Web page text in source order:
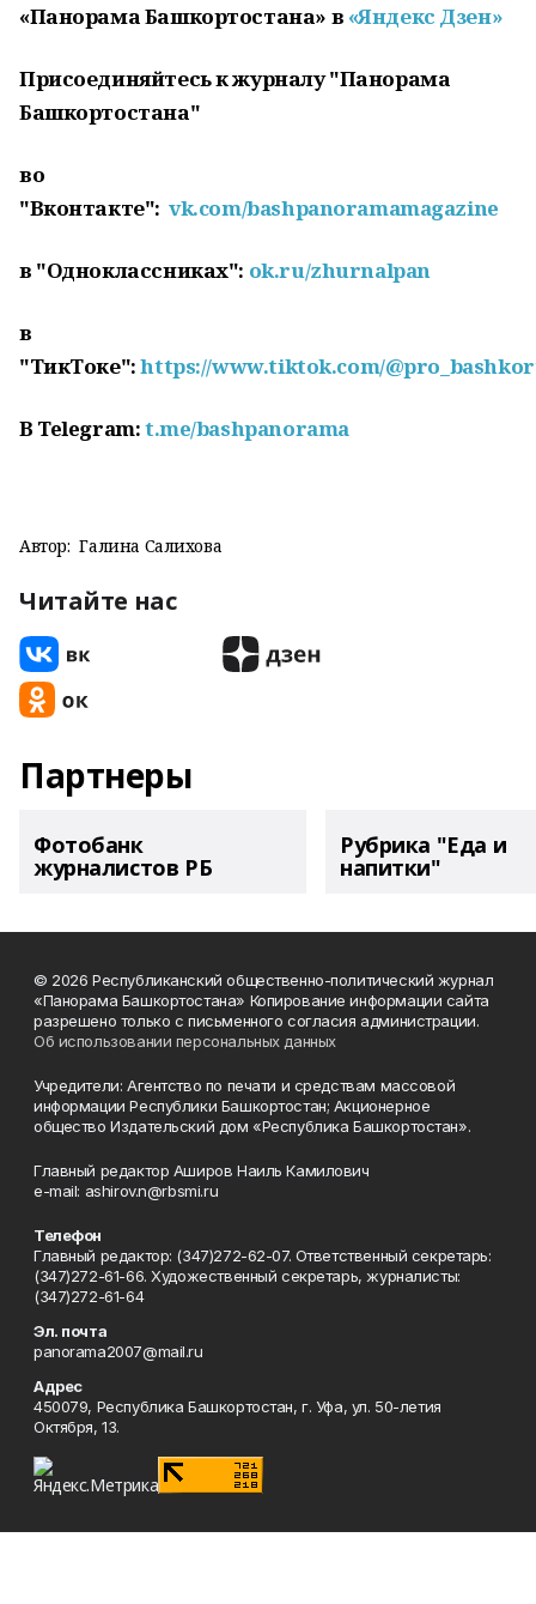
«Панорама Башкортостана» в «Яндекс Дзен»
Присоединяйтесь к журналу "Панорама
Башкортостана"
во
"Вконтакте":vk.com/bashpanoramamagazine
в "Одноклассниках": ok.ru/zhurnalpan
в
"ТикТоке":https://www.tiktok.com/
В Telegram:t.me/bashpanorama
Автор: Галина Салихова
Читайте нас
Партнеры
Фотобанк
журналистов РБ
Рубрика "Еда и
напитки"
© 2026 Республиканский общественно-политический журнал
«Панорама Башкортостана» Копирование информации сайта
разрешено только с письменного согласия администрации.
Об использовании персональных данных
Учредители: Агентство по печати и средствам массовой
информации Республики Башкортостан; Акционерное
общество Издательский дом «Республика Башкортостан».
Главный редактор Аширов Наиль Камилович
e-mail: ashirov.n@rbsmi.ru
Телефон
Главный редактор: (347)272-62-07. Ответственный секретарь:
(347)272-61-66. Художественный секретарь, журналисты:
(347)272-61-64
Эл. почта
panorama2007@mail.ru
Адрес
450079, Республика Башкортостан, г. Уфа, ул. 50-летия
Октября, 13.